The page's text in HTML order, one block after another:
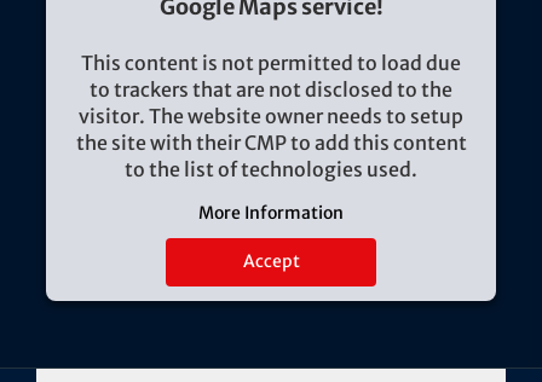
Google Maps service!
This content is not permitted to load due
to trackers that are not disclosed to the
visitor. The website owner needs to setup
the site with their CMP to add this content
to the list of technologies used.
More Information
Accept